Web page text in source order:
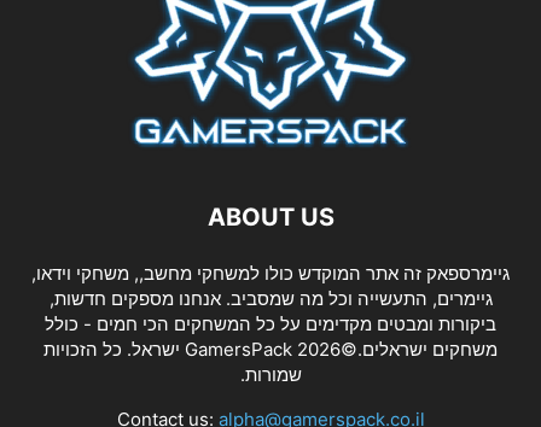
ABOUT US
גיימרספאק זה אתר המוקדש כולו למשחקי מחשב,, משחקי וידאו,
גיימרים, התעשייה וכל מה שמסביב. אנחנו מספקים חדשות,
ביקורות ומבטים מקדימים על כל המשחקים הכי חמים - כולל
משחקים ישראלים.©2026 GamersPack ישראל. כל הזכויות
שמורות.
Contact us: alpha@gamerspack.co.il